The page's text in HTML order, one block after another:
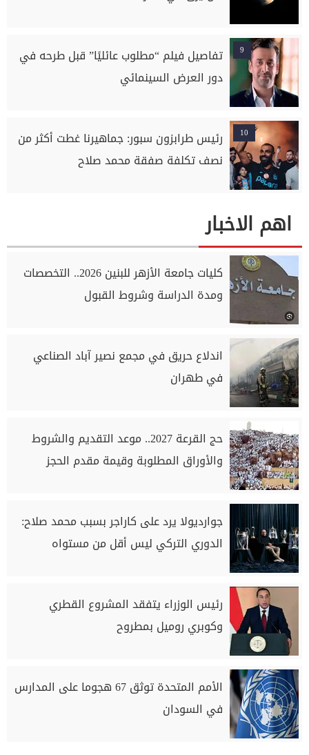
9
تفاصيل فيلم “مطلوب عائليًا” قبل طرحه في
دور العرض السينمائي
10
رئيس طرابزون سبور: جماهيرنا غطت أكثر من
نصف تكلفة صفقة محمد صلاح
اهم الاخبار
كليات جامعة الأزهر للبنين 2026.. التخصصات
ومدة الدراسة وشروط القبول
اندلاع حريق في مجمع نصير آباد الصناعي
في طهران
حج القرعة 2027.. موعد التقديم والشروط
والأوراق المطلوبة وقيمة مقدم الحجز
جوارديولا يرد على كاراجر بسبب محمد صلاح:
الدوري التركي ليس أقل من مستواه
رئيس الوزراء يتفقد المشروع القطري
وكوبري روميل بمطروح
الأمم المتحدة توثق 67 هجوما على المدارس
في السودان